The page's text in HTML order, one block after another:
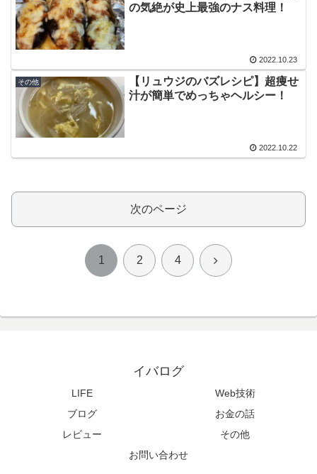
の気絶が史上最強のナス料理！
2022.10.23
その他
【リュウジのバズレシピ】超痩せ
汁が簡単でめっちゃヘルシー！
2022.10.22
次のページ
1 2 4 次
イバログ
LIFE
Web技術
ブログ
お金の話
レビュー
その他
お問い合わせ